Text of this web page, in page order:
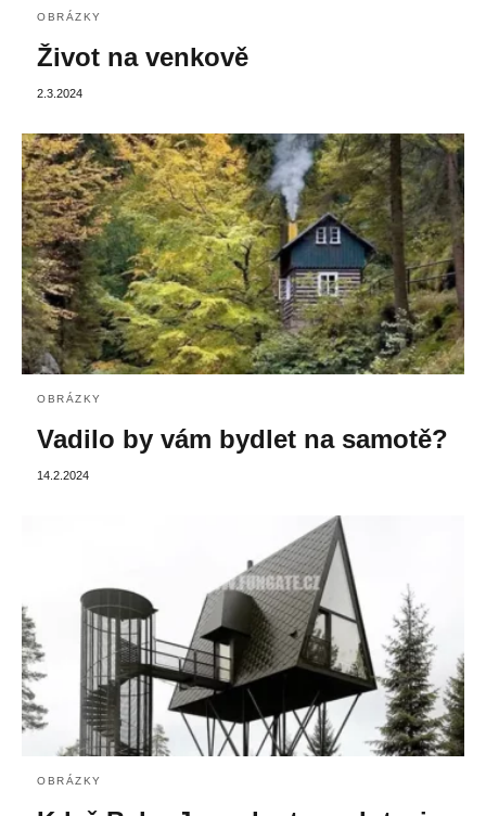
OBRÁZKY
Život na venkově
2.3.2024
OBRÁZKY
Vadilo by vám bydlet na samotě?
14.2.2024
OBRÁZKY